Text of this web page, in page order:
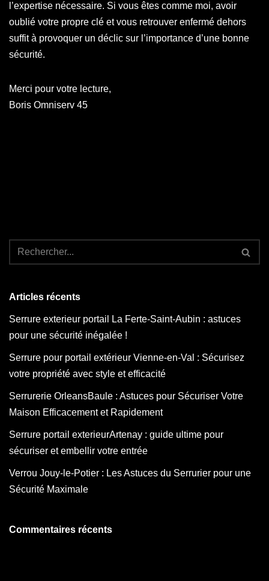
l’expertise nécessaire. Si vous êtes comme moi, avoir
oublié votre propre clé et vous retrouver enfermé dehors
suffit à provoquer un déclic sur l’importance d’une bonne
sécurité.
Merci pour votre lecture,
Boris Omniserv 45
Articles récents
Serrure exterieur portail La Ferte-Saint-Aubin : astuces
pour une sécurité inégalée !
Serrure pour portail extérieur Vienne-en-Val : Sécurisez
votre propriété avec style et efficacité
Serrurerie OrleansBaule : Astuces pour Sécuriser Votre
Maison Efficacement et Rapidement
Serrure portail exterieurArtenay : guide ultime pour
sécuriser et embellir votre entrée
Verrou Jouy-le-Potier : Les Astuces du Serrurier pour une
Sécurité Maximale
Commentaires récents